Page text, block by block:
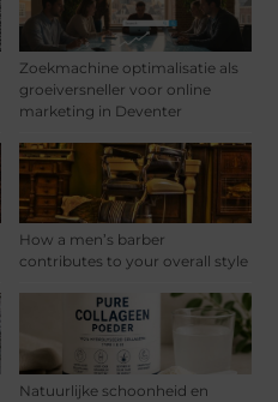
Zoekmachine optimalisatie als
groeiversneller voor online
marketing in Deventer
How a men’s barber
contributes to your overall style
Natuurlijke schoonheid en